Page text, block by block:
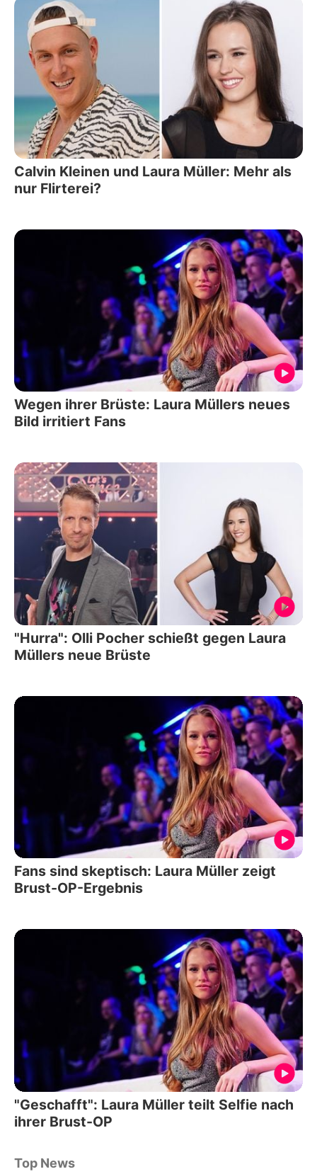
Calvin Kleinen und Laura Müller: Mehr als
nur Flirterei?
Wegen ihrer Brüste: Laura Müllers neues
Bild irritiert Fans
"Hurra": Olli Pocher schießt gegen Laura
Müllers neue Brüste
Fans sind skeptisch: Laura Müller zeigt
Brust-OP-Ergebnis
"Geschafft": Laura Müller teilt Selfie nach
ihrer Brust-OP
Top News